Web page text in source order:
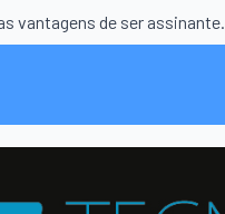
vantagens de ser assinante.